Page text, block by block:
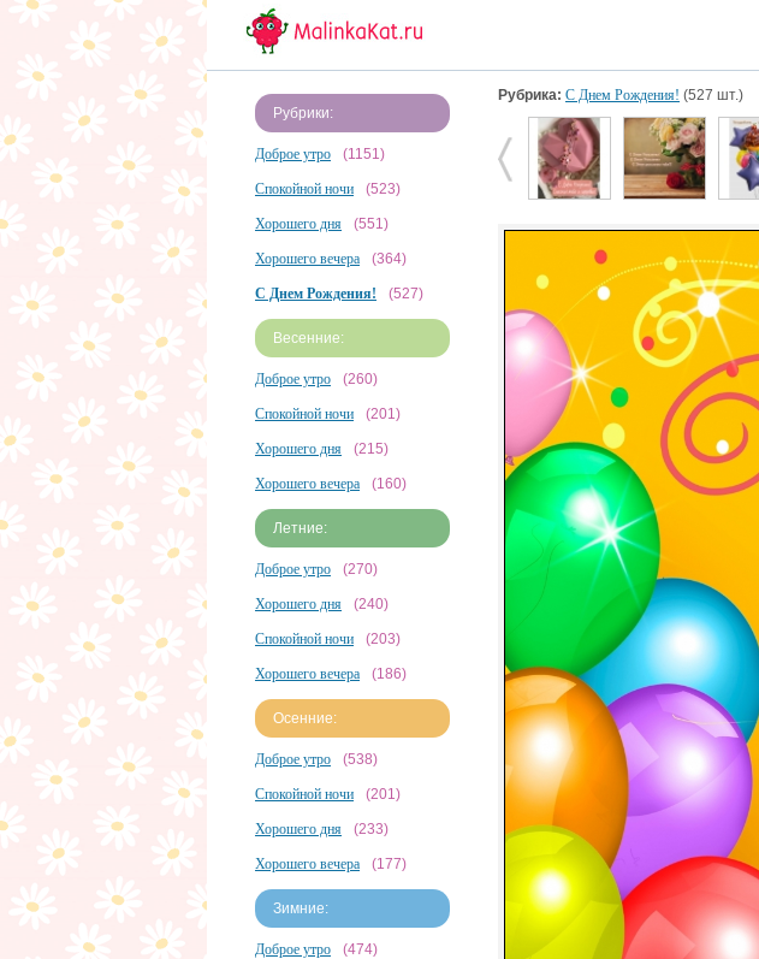
Рубрики:
Доброе утро (1151)
Спокойной ночи (523)
Хорошего дня (551)
Хорошего вечера (364)
С Днем Рождения! (527)
Весенние:
Доброе утро (260)
Спокойной ночи (201)
Хорошего дня (215)
Хорошего вечера (160)
Летние:
Доброе утро (270)
Хорошего дня (240)
Спокойной ночи (203)
Хорошего вечера (186)
Осенние:
Доброе утро (538)
Спокойной ночи (201)
Хорошего дня (233)
Хорошего вечера (177)
Зимние:
Доброе утро (474)
Рубрика: С Днем Рождения! (527 шт.)